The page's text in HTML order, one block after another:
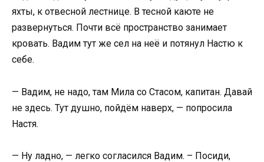
яхты, к отвесной лестнице. В тесной каюте не
развернуться. Почти всё пространство занимает
кровать. Вадим тут же сел на неё и потянул Настю к
себе.
— Вадим, не надо, там Мила со Стасом, капитан. Давай
не здесь. Тут душно, пойдём наверх, — попросила
Настя.
— Ну ладно, — легко согласился Вадим. – Посиди,